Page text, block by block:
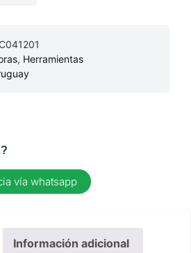
, Herramientas
vía whatsapp
Información adicional